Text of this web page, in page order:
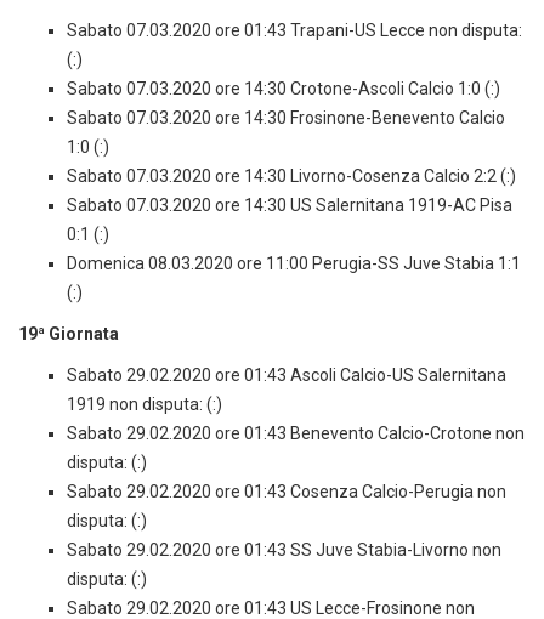
Sabato 07.03.2020 ore 01:43 Trapani-US Lecce non disputa:
(:)
Sabato 07.03.2020 ore 14:30 Crotone-Ascoli Calcio 1:0 (:)
Sabato 07.03.2020 ore 14:30 Frosinone-Benevento Calcio
1:0 (:)
Sabato 07.03.2020 ore 14:30 Livorno-Cosenza Calcio 2:2 (:)
Sabato 07.03.2020 ore 14:30 US Salernitana 1919-AC Pisa
0:1 (:)
Domenica 08.03.2020 ore 11:00 Perugia-SS Juve Stabia 1:1
(:)
19ª Giornata
Sabato 29.02.2020 ore 01:43 Ascoli Calcio-US Salernitana
1919 non disputa: (:)
Sabato 29.02.2020 ore 01:43 Benevento Calcio-Crotone non
disputa: (:)
Sabato 29.02.2020 ore 01:43 Cosenza Calcio-Perugia non
disputa: (:)
Sabato 29.02.2020 ore 01:43 SS Juve Stabia-Livorno non
disputa: (:)
Sabato 29.02.2020 ore 01:43 US Lecce-Frosinone non